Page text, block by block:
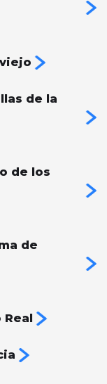
de la
de los
de